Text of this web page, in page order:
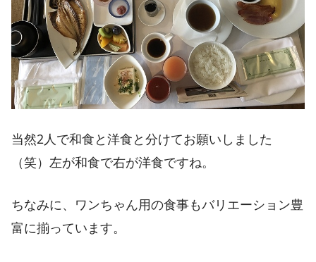
当然2人で和食と洋食と分けてお願いしました
（笑）左が和食で右が洋食ですね。
ちなみに、ワンちゃん用の食事もバリエーション豊
富に揃っています。